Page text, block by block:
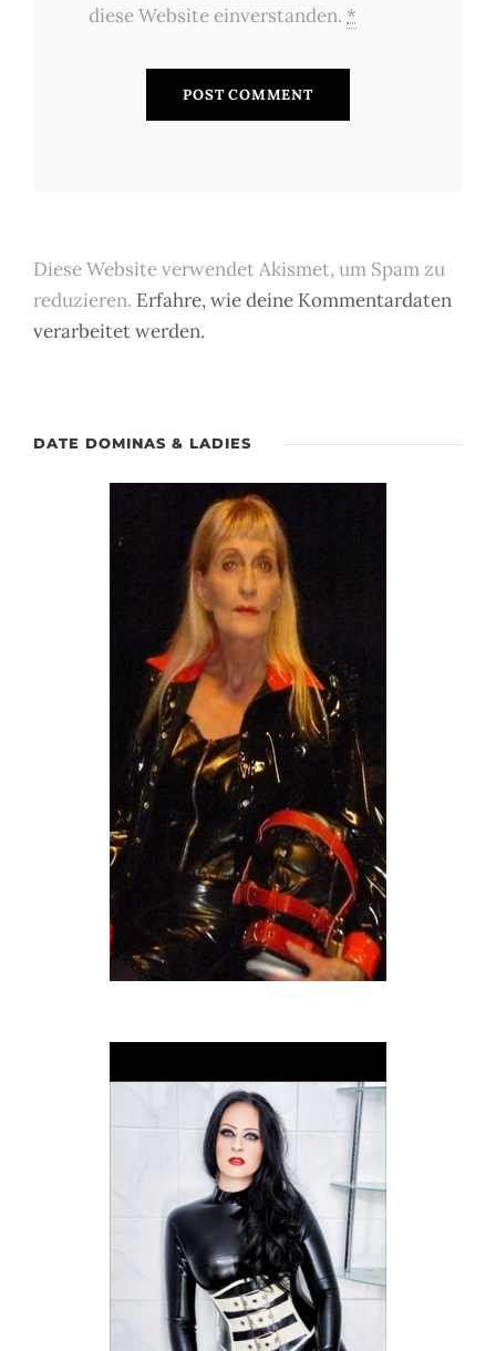
diese Website einverstanden. *
Diese Website verwendet Akismet, um Spam zu
reduzieren. Erfahre, wie deine Kommentardaten
verarbeitet werden.
DATE DOMINAS & LADIES